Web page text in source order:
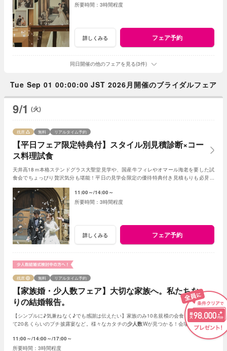
3時間程度
詳しくみる フェア予約
同日開催の他のフェアを見る(3件)
Tue Sep 01 00:00:00 JST 2026月開催のブライダルフェア
9/1 (火)
【平日フェア限定特典付】スタイル別見積診断×コー
ス料理試食
残席 無料 リアルタイム予約
天井高18ｍ本格ステンドグラス大聖堂見学や、国産牛フィレやオマール海老を要した試
食会でちょっぴり贅沢気分も堪能！平日の見学会限定の優待特典付き見積もりも必見。
11:00～ 14:00～
3時間程度
詳しくみる フェア予約
【家族婚・少人数フェア】大切な家族へ。私たちな
りの結婚報告。
残席 無料 リアルタイム予約
【シンプルに♪気兼ねなく♪でも感謝は伝えたい】家族のみ10名規模の会食～友人も入れ
て20名くらいのプチ披露宴など。様々なカタチの少人数Wが見つかる！会場見学や試食
11:00～ 14:00～ 17:00～
3時間程度